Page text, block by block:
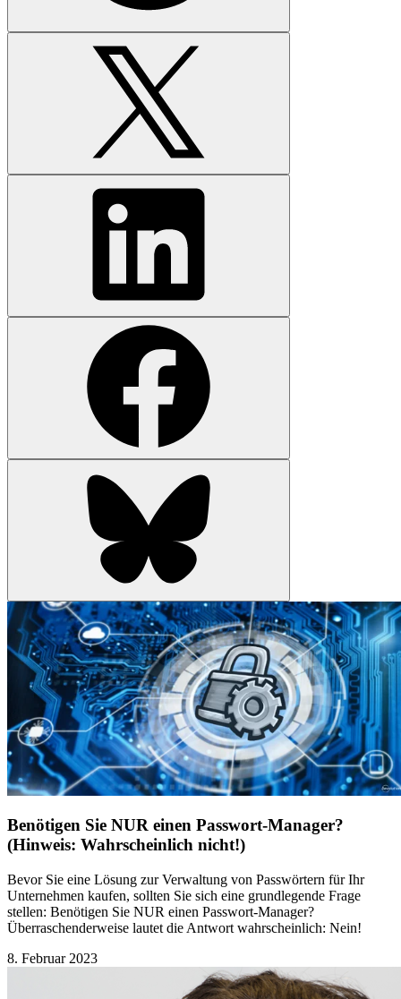
Benötigen Sie NUR einen Passwort-Manager?
(Hinweis: Wahrscheinlich nicht!)
Bevor Sie eine Lösung zur Verwaltung von Passwörtern für Ihr
Unternehmen kaufen, sollten Sie sich eine grundlegende Frage
stellen: Benötigen Sie NUR einen Passwort-Manager?
Überraschenderweise lautet die Antwort wahrscheinlich: Nein!
8. Februar 2023